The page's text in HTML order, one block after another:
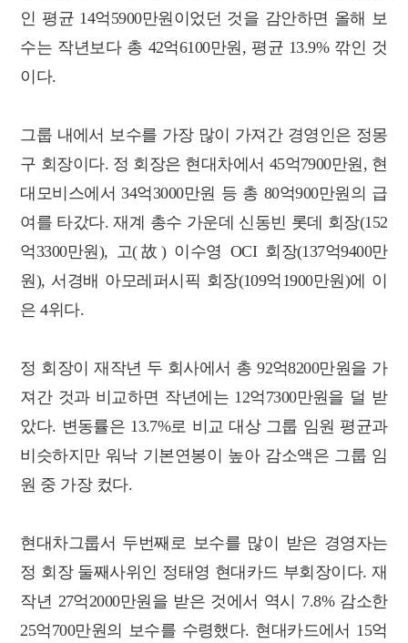
인 평균 14억5900만원이었던 것을 감안하면 올해 보
수는 작년보다 총 42억6100만원, 평균 13.9% 깎인 것
이다.
그룹 내에서 보수를 가장 많이 가져간 경영인은 정몽
구 회장이다. 정 회장은 현대차에서 45억7900만원, 현
대모비스에서 34억3000만원 등 총 80억900만원의 급
여를 타갔다. 재계 총수 가운데 신동빈 롯데 회장(152
억3300만원), 고(故) 이수영 OCI 회장(137억9400만
원), 서경배 아모레퍼시픽 회장(109억1900만원)에 이
은 4위다.
정 회장이 재작년 두 회사에서 총 92억8200만원을 가
져간 것과 비교하면 작년에는 12억7300만원을 덜 받
았다. 변동률은 13.7%로 비교 대상 그룹 임원 평균과
비슷하지만 워낙 기본연봉이 높아 감소액은 그룹 임
원 중 가장 컸다.
현대차그룹서 두번째로 보수를 많이 받은 경영자는
정 회장 둘째사위인 정태영 현대카드 부회장이다. 재
작년 27억2000만원을 받은 것에서 역시 7.8% 감소한
25억700만원의 보수를 수령했다. 현대카드에서 15억